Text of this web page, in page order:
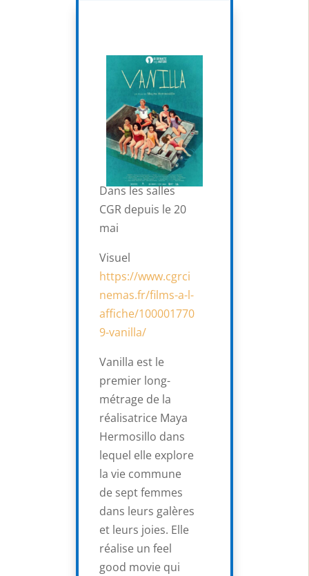
Dans les salles
CGR depuis le 20
mai
Visuel
https://www.cgrci
nemas.fr/films-a-l-
affiche/100001770
9-vanilla/
Vanilla est le
premier long-
métrage de la
réalisatrice Maya
Hermosillo dans
lequel elle explore
la vie commune
de sept femmes
dans leurs galères
et leurs joies. Elle
réalise un feel
good movie qui